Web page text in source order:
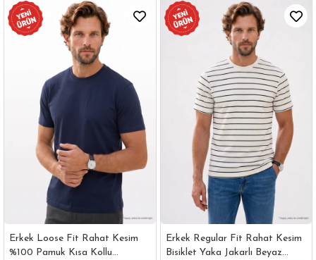
Erkek Loose Fit Rahat Kesim
%100 Pamuk Kısa Kollu
Erkek Regular Fit Rahat Kesim
Bisiklet Yaka Jakarlı Beyaz